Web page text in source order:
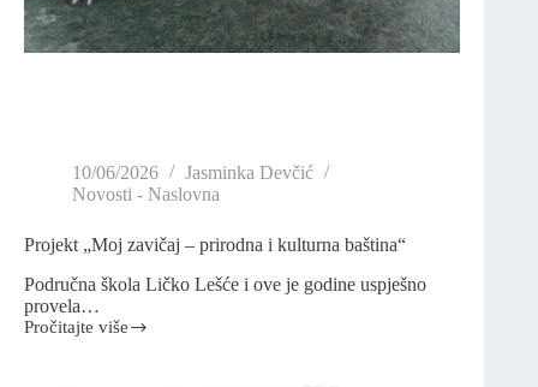
10/06/2026
Jasminka Devčić
Novosti - Naslovna
Projekt „Moj zavičaj – prirodna i kulturna baština“
Područna škola Ličko Lešće i ove je godine uspješno
provela…
Pročitajte više